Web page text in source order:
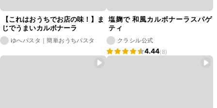
【これはおうちでお店の味！】ま
じでうまいカルボナーラ
ゆへパスタ｜簡単おうちパスタ
塩麹で 和風カルボナーラスパゲ
ティ
クラシル公式
4.44(8)